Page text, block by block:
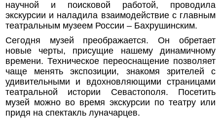
научной и поисковой работой, проводила
экскурсии и наладила взаимодействие с главным
театральным музеем России – Бахрушинским.
Сегодня музей преображается. Он обретает
новые черты, присущие нашему динамичному
времени. Техническое переоснащение позволяет
чаще менять экспозиции, знакомя зрителей с
удивительными и вдохновляющими страницами
театральной истории Севастополя. Посетить
музей можно во время экскурсии по театру или
придя на спектакль луначарцев.